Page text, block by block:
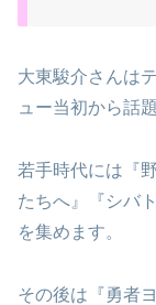
大東駿介さんは
ュー当初から話
若手時代には『
たちへ』『シバ
を集めます。
その後は『勇者